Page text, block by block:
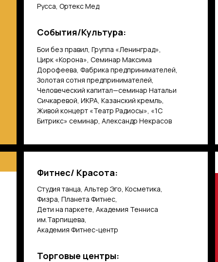
События/Культура:
Торговые центры:
Фитнес/ Красота:
Бои без правил, Группа «Ленинград»,
Цирк «Корона», Семинар Максима
Дорофеева, Фабрика предпринимателей,
Золотая сотня предпринимателей,
Человеческий капитал—семинар Натальи
Сичкаревой, ИКРА, Казанский кремль,
Живой концерт «Театр Радиосы», «1С
Битрикс» семинар, Александр Некрасов
Русса, Ортекс Мед
Студия танца, Альтер Эго, Косметика,
Физра, Планета Фитнес,
Дети на паркете, Академия Тенниса
им.Тарпищева,
Академия Фитнес-центр